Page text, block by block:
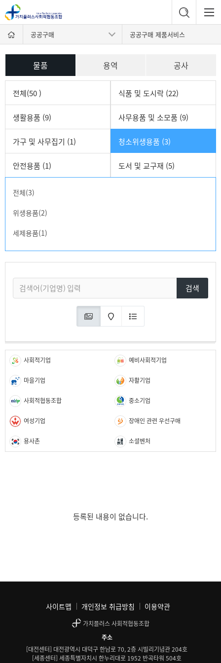
공공구매 공공구매 제품서비스
용역
물품 공사
전체(50 ) 식품 및 도시락 (22)
생활용품 (9) 사무용품 및 소모품 (9)
가구 및 사무집기 (1) 청소위생용품 (3)
안전용품 (1) 도서 및 교구재 (5)
전체(3)
위생용품(2)
세제용품(1)
검색
사회적기업 예비사회적기업
마을기업 자활기업
사회적협동조합 중소기업
여성기업 장애인 관련 우선구매
용사촌 소셜벤처
등록된 내용이 없습니다.
사이트맵 개인정보 취급방침 이용약관
가치플러스 사회적협동조합
주소
[대전센터] 대전광역시 대덕구 한남로 70, 2층 시빌리기념관 204호
[세종센터] 세종특별자치시 한누리대로 1952 반곡타워 504호